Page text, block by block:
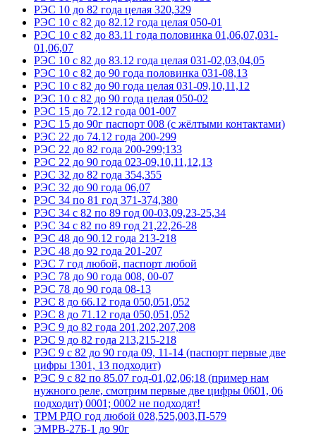
РЭС 10 до 82 года целая 320,329
РЭС 10 с 82 до 82.12 года целая 050-01
РЭС 10 с 82 до 83.11 года половинка 01,06,07,031-
01,06,07
РЭС 10 с 82 до 83.12 года целая 031-02,03,04,05
РЭС 10 с 82 до 90 года половинка 031-08,13
РЭС 10 с 82 до 90 года целая 031-09,10,11,12
РЭС 10 с 82 до 90 года целая 050-02
РЭС 15 до 72.12 года 001-007
РЭС 15 до 90г паспорт 008 (с жёлтыми контактами)
РЭС 22 до 74.12 года 200-299
РЭС 22 до 82 года 200-299;133
РЭС 22 до 90 года 023-09,10,11,12,13
РЭС 32 до 82 года 354,355
РЭС 32 до 90 года 06,07
РЭС 34 по 81 год 371-374,380
РЭС 34 с 82 по 89 год 00-03,09,23-25,34
РЭС 34 с 82 по 89 год 21,22,26-28
РЭС 48 до 90.12 года 213-218
РЭС 48 до 92 года 201-207
РЭС 7 год любой, паспорт любой
РЭС 78 до 90 года 008, 00-07
РЭС 78 до 90 года 08-13
РЭС 8 до 66.12 года 050,051,052
РЭС 8 до 71.12 года 050,051,052
РЭС 9 до 82 года 201,202,207,208
РЭС 9 до 82 года 213,215-218
РЭС 9 с 82 до 90 года 09, 11-14 (паспорт первые две
цифры 1301, 13 подходит)
РЭС 9 с 82 по 85.07 год-01,02,06;18 (пример нам
нужного реле, смотрим первые две цифры 0601, 06
подходит) 0001; 0002 не подходят!
ТРМ РДО год любой 028,525,003,П-579
ЭМРВ-27Б-1 до 90г